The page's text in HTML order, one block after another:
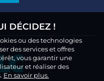
DÉCIDEZ !
ou des technologies
des services et offres
vous garantir une
et réaliser des
En savoir plus.